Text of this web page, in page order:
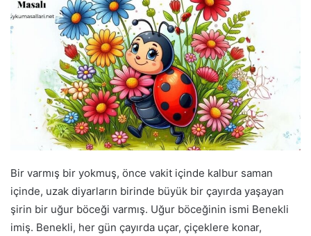
Bir varmış bir yokmuş, önce vakit içinde kalbur saman
içinde, uzak diyarların birinde büyük bir çayırda yaşayan
şirin bir uğur böceği varmış. Uğur böceğinin ismi Benekli
imiş. Benekli, her gün çayırda uçar, çiçeklere konar,